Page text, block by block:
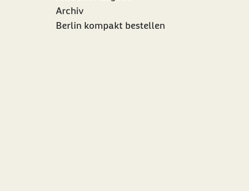
Archiv
Berlin kompakt bestellen